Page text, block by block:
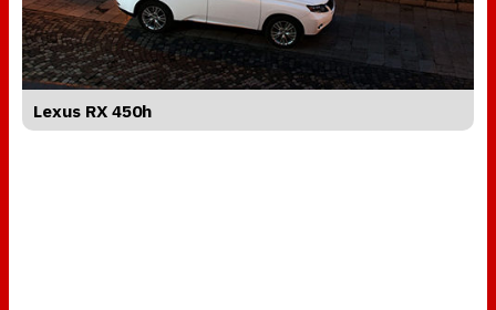
Lexus RX 450h